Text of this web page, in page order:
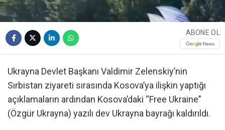
ABONE OL
Ukrayna Devlet Başkanı Valdimir Zelenskiy’nin
Sırbistan ziyareti sırasında Kosova’ya ilişkin yaptığı
açıklamaların ardından Kosova’daki “Free Ukraine”
(Özgür Ukrayna) yazılı dev Ukrayna bayrağı kaldırıldı.